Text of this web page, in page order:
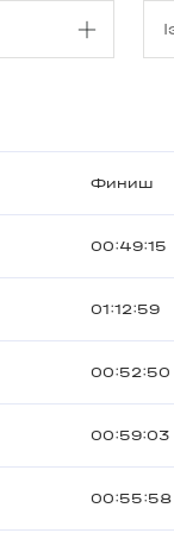
Финиш
00:49:15
01:12:59
00:52:50
00:59:03
00:55:58